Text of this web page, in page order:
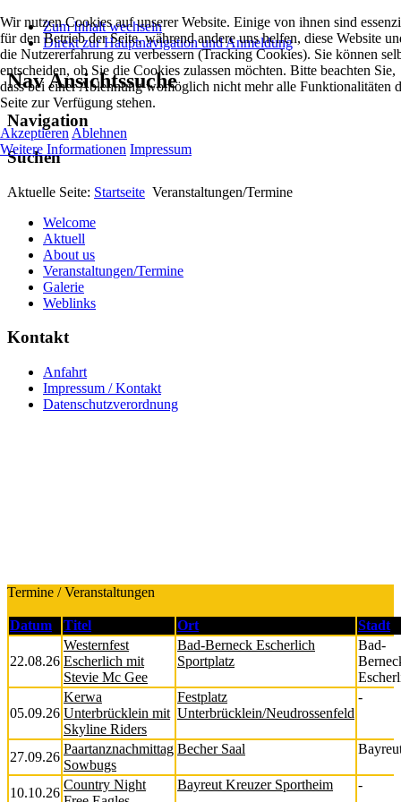
Zum Inhalt wechseln
Direkt zur Hauptnavigation und Anmeldung
Nav Ansichtssuche
Navigation
Suchen
Aktuelle Seite: Startseite Veranstaltungen/Termine
Welcome
Aktuell
About us
Veranstaltungen/Termine
Galerie
Weblinks
Kontakt
Anfahrt
Impressum / Kontakt
Datenschutzverordnung
Termine / Veranstaltungen
Datum Titel Ort Stadt
22.08.26
Westernfest
Escherlich mit
Stevie Mc Gee
Bad-Berneck Escherlich
Sportplatz
Bad-
05.09.26
Kerwa
Unterbrücklein mit
Skyline Riders
Festplatz
Unterbrücklein/Neudrossenfeld
-
27.09.26
Paartanznachmittag
Sowbugs
Becher Saal
10.10.26
Country Night
Bayreut Kreuzer Sportheim -
Wir nutzen Cookies auf unserer Website. Einige von ihnen sind
für den Betrieb der Seite, während andere uns helfen, diese Website
die Nutzererfahrung zu verbessern (Tracking Cookies). Sie können
entscheiden, ob Sie die Cookies zulassen möchten. Bitte beachten Sie,
dass bei einer Ablehnung womöglich nicht mehr alle Funktionalitäten
Seite zur Verfügung stehen.
Akzeptieren Ablehnen
Weitere Informationen Impressum